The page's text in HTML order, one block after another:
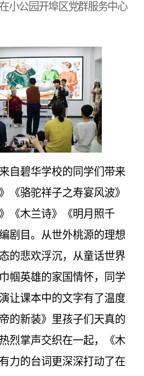
小公园开埠区党群服务中心
自碧华学校的同学们带来
《骆驼祥子之寿宴风波》
《木兰诗》《明月照千
剧目。从世外桃源的理想
的悲欢浮沉，从童话世界
帼英雄的家国情怀，同学
让课本中的文字有了温度
的新装》里孩子们天真的
烈掌声交织在一起，《木
力的台词更深深打动了在